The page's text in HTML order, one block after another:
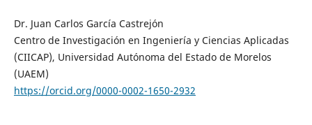
Dr. Juan Carlos García Castrejón
Centro de Investigación en Ingeniería y Ciencias Aplicadas
(CIICAP), Universidad Autónoma del Estado de Morelos
(UAEM)
https://orcid.org/0000-0002-1650-2932